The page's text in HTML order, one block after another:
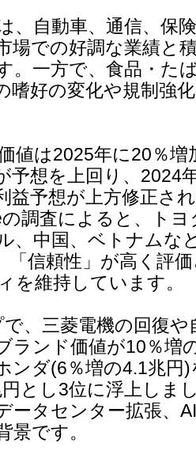
、自動車、通信、保
場での好調な業績と
。一方で、食品・た
嗜好の変化や規制強
値は2025年に20％
予想を上回り、2024
益予想が上方修正さ
調査によると、ト
、中国、ベトナムな
「信頼性」が高く評
を維持しています。
、三菱電機の回復
ランド価値が10％増
ンダ(6％増の4.1兆円
とし3位に浮上しま
ータセンター拡張、
景です。